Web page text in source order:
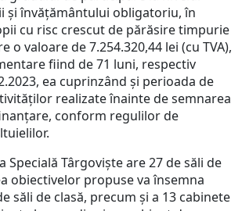
și învățământului obligatoriu, în
cu risc crescut de părăsire timpurie
o valoare de 7.254.320,44 lei (cu TVA),
fiind de 71 luni, respectiv
ea cuprinzând și perioada de
realizate înainte de semnarea
conform regulilor de
Specială Târgoviște are 27 de săli de
obiectivelor propuse va însemna
săli de clasă, precum și a 13 cabinete